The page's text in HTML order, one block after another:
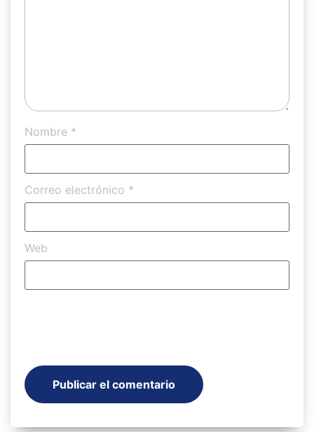
Nombre *
Correo electrónico *
Web